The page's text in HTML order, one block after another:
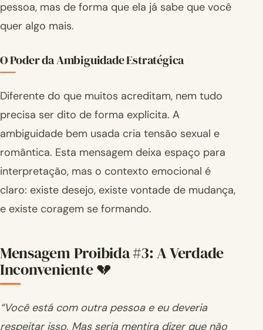
pessoa, mas de forma que ela já sabe que você
quer algo mais.
O Poder da Ambiguidade Estratégica
Diferente do que muitos acreditam, nem tudo
precisa ser dito de forma explícita. A
ambiguidade bem usada cria tensão sexual e
romântica. Esta mensagem deixa espaço para
interpretação, mas o contexto emocional é
claro: existe desejo, existe vontade de mudança,
e existe coragem se formando.
Mensagem Proibida #3: A Verdade
Inconveniente 💔
“Você está com outra pessoa e eu deveria
respeitar isso. Mas seria mentira dizer que não